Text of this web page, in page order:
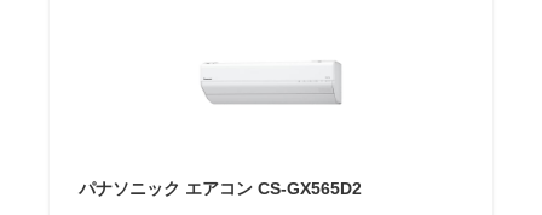
パナソニック エアコン CS-GX565D2